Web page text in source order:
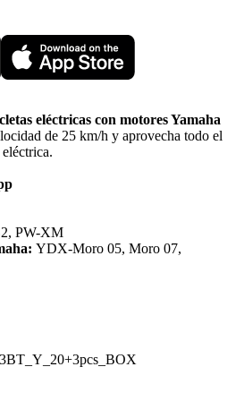
eléctricas con motores Yamaha
de 25 km/h y aprovecha todo el
PW-XM
YDX-Moro 05, Moro 07,